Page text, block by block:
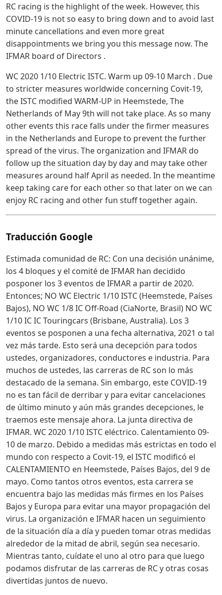
RC racing is the highlight of the week. However, this
COVID-19 is not so easy to bring down and to avoid last
minute cancellations and even more great
disappointments we bring you this message now. The
IFMAR board of Directors .
WC 2020 1/10 Electric ISTC. Warm up 09-10 March . Due
to stricter measures worldwide concerning Covit-19,
the ISTC modified WARM-UP in Heemstede, The
Netherlands of May 9th will not take place. As so many
other events this race falls under the firmer measures
in the Netherlands and Europe to prevent the further
spread of the virus. The organization and IFMAR do
follow up the situation day by day and may take other
measures around half April as needed. In the meantime
keep taking care for each other so that later on we can
enjoy RC racing and other fun stuff together again.
Traducción Google
Estimada comunidad de RC: Con una decisión unánime,
los 4 bloques y el comité de IFMAR han decidido
posponer los 3 eventos de IFMAR a partir de 2020.
Entonces; NO WC Electric 1/10 ISTC (Heemstede, Países
Bajos), NO WC 1/8 IC Off-Road (CiaNorte, Brasil) NO WC
1/10 IC IC Touringcars (Brisbane, Australia). Los 3
eventos se posponen a una fecha alternativa, 2021 o tal
vez más tarde. Esto será una decepción para todos
ustedes, organizadores, conductores e industria. Para
muchos de ustedes, las carreras de RC son lo más
destacado de la semana. Sin embargo, este COVID-19
no es tan fácil de derribar y para evitar cancelaciones
de último minuto y aún más grandes decepciones, le
traemos este mensaje ahora. La junta directiva de
IFMAR. WC 2020 1/10 ISTC eléctrico. Calentamiento 09-
10 de marzo. Debido a medidas más estrictas en todo el
mundo con respecto a Covit-19, el ISTC modificó el
CALENTAMIENTO en Heemstede, Países Bajos, del 9 de
mayo. Como tantos otros eventos, esta carrera se
encuentra bajo las medidas más firmes en los Países
Bajos y Europa para evitar una mayor propagación del
virus. La organización e IFMAR hacen un seguimiento
de la situación día a día y pueden tomar otras medidas
alrededor de la mitad de abril, según sea necesario.
Mientras tanto, cuídate el uno al otro para que luego
podamos disfrutar de las carreras de RC y otras cosas
divertidas juntos de nuevo.